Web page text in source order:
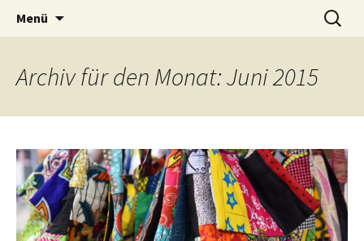
Akuma for Africa
"Ein Herz für Afrika" – Verein zur
Unterstützung der Kinder Ghanas
Menü
Suche
nach:
Archiv für den Monat: Juni 2015